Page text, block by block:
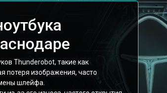
Thunderobot, такие как
потеря изображения, часто
шлейфа.